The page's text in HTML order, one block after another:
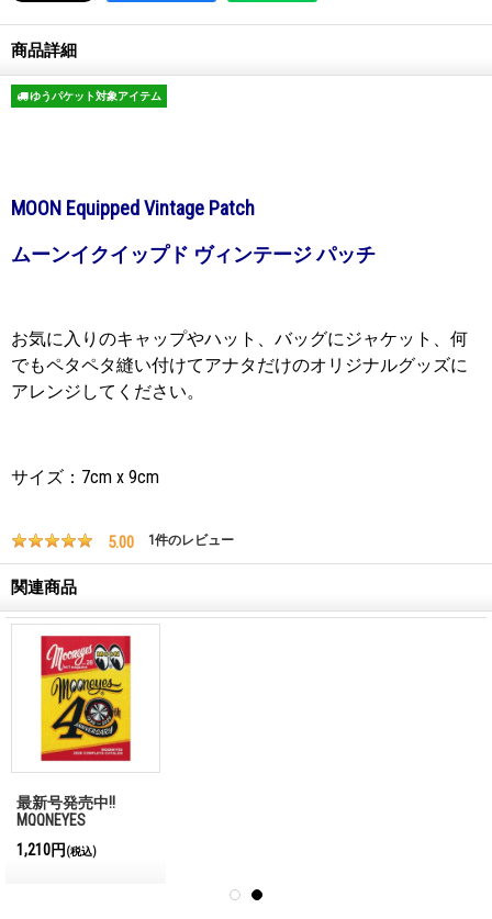
商品詳細
ゆうパケット対象アイテム
MOON Equipped Vintage Patch
ムーンイクイップド ヴィンテージ パッチ
お気に入りのキャップやハット、バッグにジャケット、何
でもペタペタ縫い付けてアナタだけのオリジナルグッズに
アレンジしてください。
サイズ：7cm x 9cm
5.00 1 件のレビュー
関連商品
最新号発売中!!
MQQNEYES
International
Magazine No.28 2026
1,210円 (税込)